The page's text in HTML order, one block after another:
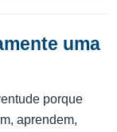
uma
porque
aprendem,